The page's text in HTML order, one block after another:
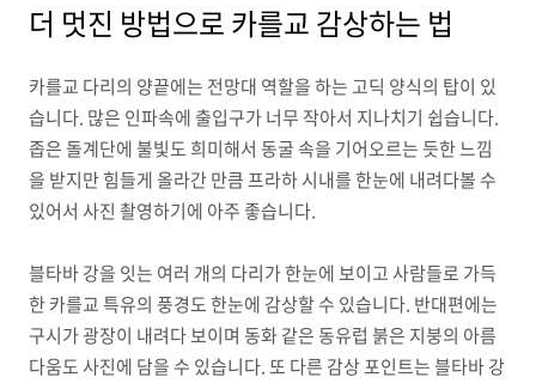
더 멋진 방법으로 카를교 감상하는 법
카를교 다리의 양끝에는 전망대 역할을 하는 고딕 양식의 탑이 있
습니다. 많은 인파속에 출입구가 너무 작아서 지나치기 쉽습니다.
좁은 돌계단에 불빛도 희미해서 동굴 속을 기어오르는 듯한 느낌
을 받지만 힘들게 올라간 만큼 프라하 시내를 한눈에 내려다볼 수
있어서 사진 촬영하기에 아주 좋습니다.
블타바 강을 잇는 여러 개의 다리가 한눈에 보이고 사람들로 가득
한 카를교 특유의 풍경도 한눈에 감상할 수 있습니다. 반대편에는
구시가 광장이 내려다 보이며 동화 같은 동유럽 붉은 지붕의 아름
다움도 사진에 담을 수 있습니다. 또 다른 감상 포인트는 블타바 강